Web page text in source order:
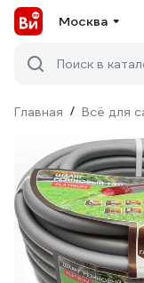
Москва
Поиск в
Главная / Всё для